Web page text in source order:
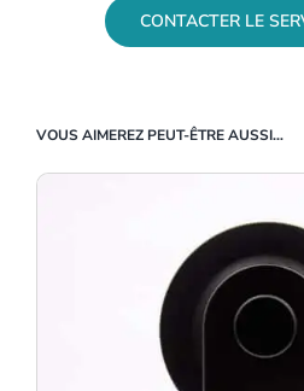
CONTACTER LE
VOUS AIMEREZ PEUT-ÊTRE AUSSI…